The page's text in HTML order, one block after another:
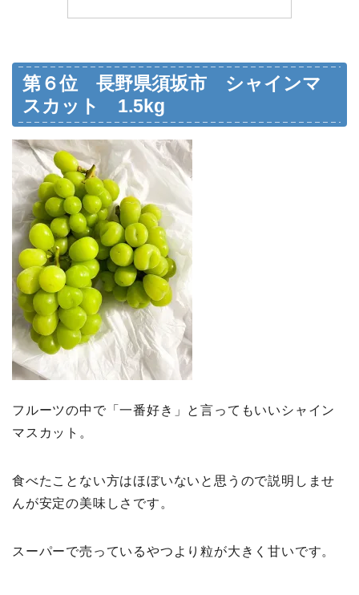
第６位 長野県須坂市 シャインマ
スカット 1.5kg
フルーツの中で「一番好き」と言ってもいいシャイン
マスカット。
食べたことない方はほぼいないと思うので説明しませ
んが安定の美味しさです。
スーパーで売っているやつより粒が大きく甘いです。